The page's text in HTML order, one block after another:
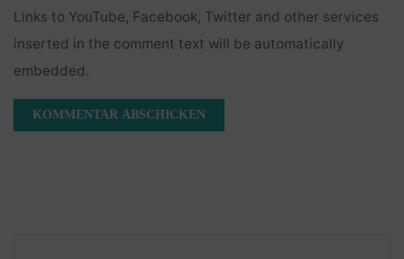
Links to YouTube, Facebook, Twitter and other services
inserted in the comment text will be automatically
embedded.